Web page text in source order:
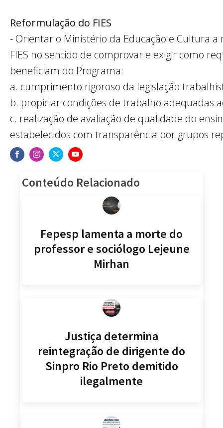
Reformulação do FIES
- Orientar o Ministério da Educação e Cultura
FIES no sentido de comprovar e exigir como
beneficiam do Programa:
a. cumprimento rigoroso da legislação
b. propiciar condições de trabalho adequadas
c. realização de avaliação de qualidade do
estabelecidos com transparência por grupos
Conteúdo Relacionado
Fepesp lamenta a morte do
professor e sociólogo Lejeune
Mirhan
Justiça determina
reintegração de dirigente do
Sinpro Rio Preto demitido
ilegalmente